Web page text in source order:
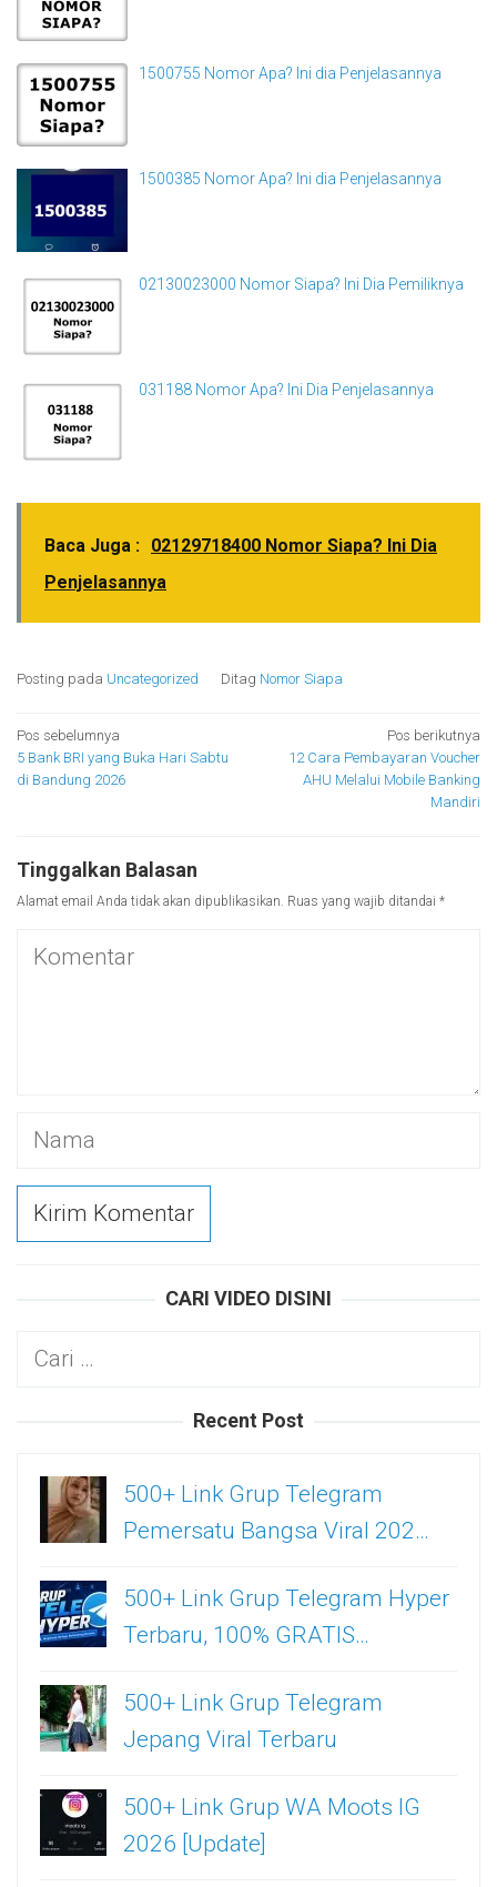
1500755 Nomor Apa? Ini dia Penjelasannya
1500385 Nomor Apa? Ini dia Penjelasannya
02130023000 Nomor Siapa? Ini Dia Pemiliknya
031188 Nomor Apa? Ini Dia Penjelasannya
Baca Juga : 02129718400 Nomor Siapa? Ini Dia
Penjelasannya
Posting pada Uncategorized Ditag Nomor Siapa
Navigasi
pos
Pos sebelumnya
5 Bank BRI yang Buka Hari Sabtu
di Bandung 2026
Pos berikutnya
12 Cara Pembayaran Voucher
AHU Melalui Mobile Banking
Mandiri
Tinggalkan Balasan
Alamat email Anda tidak akan dipublikasikan. Ruas yang wajib ditandai *
CARI VIDEO DISINI
Cari
Recent Post
500+ Link Grup Telegram
Pemersatu Bangsa Viral 202…
500+ Link Grup Telegram Hyper
Terbaru, 100% GRATIS…
500+ Link Grup Telegram
Jepang Viral Terbaru
500+ Link Grup WA Moots IG
2026 [Update]